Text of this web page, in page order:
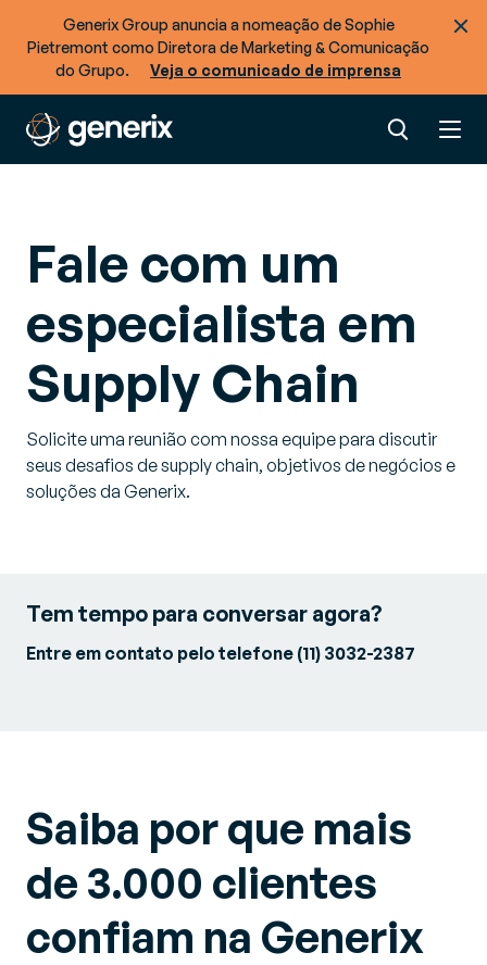
Generix Group anuncia a nomeação de Sophie
Pietremont como Diretora de Marketing & Comunicação
do Grupo.
Veja o comunicado de imprensa
Fale com um
especialista em
Supply Chain
Solicite uma reunião com nossa equipe para discutir
seus desafios de supply chain, objetivos de negócios e
soluções da Generix.
Tem tempo para conversar agora?
Entre em contato pelo telefone (11) 3032-2387
Saiba por que mais
de 3.000 clientes
confiam na Generix